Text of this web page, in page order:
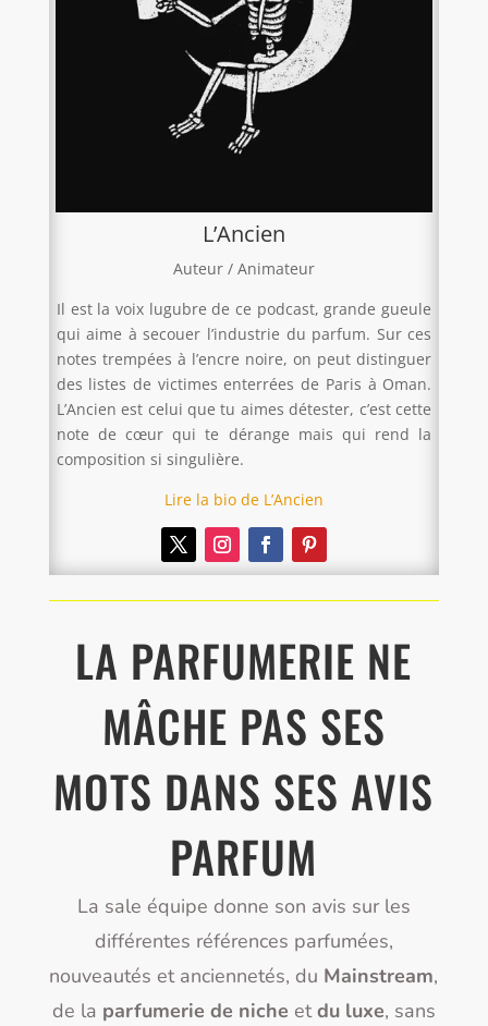
L’Ancien
Auteur / Animateur
Il est la voix lugubre de ce podcast, grande gueule
qui aime à secouer l’industrie du parfum. Sur ces
notes trempées à l’encre noire, on peut distinguer
des listes de victimes enterrées de Paris à Oman.
L’Ancien est celui que tu aimes détester, c’est cette
note de cœur qui te dérange mais qui rend la
composition si singulière.
Lire la bio de L’Ancien
LA PARFUMERIE NE
MÂCHE PAS SES
MOTS DANS SES AVIS
PARFUM
La sale équipe donne son avis sur les
différentes références parfumées,
nouveautés et anciennetés, du Mainstream,
de la parfumerie de niche etdu luxe, sans